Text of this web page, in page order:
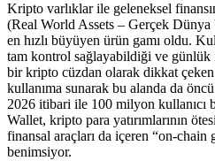
Kripto varlıklar ile geleneksel
(Real World Assets – Gerçek Dünya
en hızlı büyüyen ürün gamı oldu.
tam kontrol sağlayabildiği ve
bir kripto cüzdan olarak dikkat
kullanıma sunarak bu alanda da
2026 itibari ile 100 milyon kullanıcı
Wallet, kripto para yatırımlarının
finansal araçları da içeren “on-chain
benimsiyor.